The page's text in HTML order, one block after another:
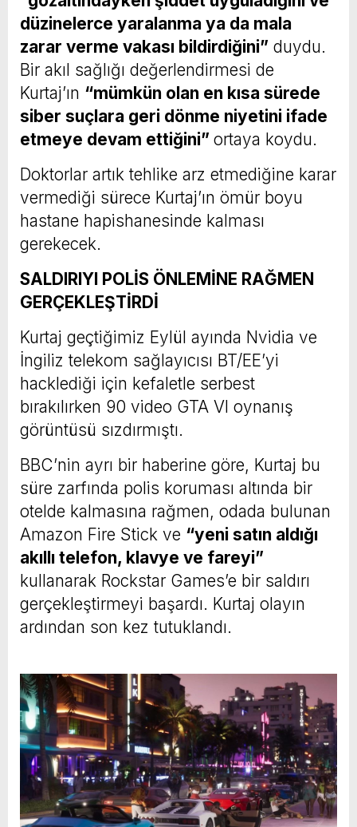
düzinelerce yaralanma ya da mala
zarar verme vakası bildirdiğini” duydu.
Bir akıl sağlığı değerlendirmesi de
Kurtaj’ın “mümkün olan en kısa sürede
siber suçlara geri dönme niyetini ifade
etmeye devam ettiğini” ortaya koydu.
Doktorlar artık tehlike arz etmediğine karar
vermediği sürece Kurtaj’ın ömür boyu
hastane hapishanesinde kalması
gerekecek.
SALDIRIYI POLİS ÖNLEMİNE RAĞMEN
GERÇEKLEŞTİRDİ
Kurtaj geçtiğimiz Eylül ayında Nvidia ve
İngiliz telekom sağlayıcısı BT/EE’yi
hacklediği için kefaletle serbest
bırakılırken 90 video GTA VI oynanış
görüntüsü sızdırmıştı.
BBC’nin ayrı bir haberine göre, Kurtaj bu
süre zarfında polis koruması altında bir
otelde kalmasına rağmen, odada bulunan
Amazon Fire Stick ve “yeni satın aldığı
akıllı telefon, klavye ve fareyi”
kullanarak Rockstar Games’e bir saldırı
gerçekleştirmeyi başardı. Kurtaj olayın
ardından son kez tutuklandı.